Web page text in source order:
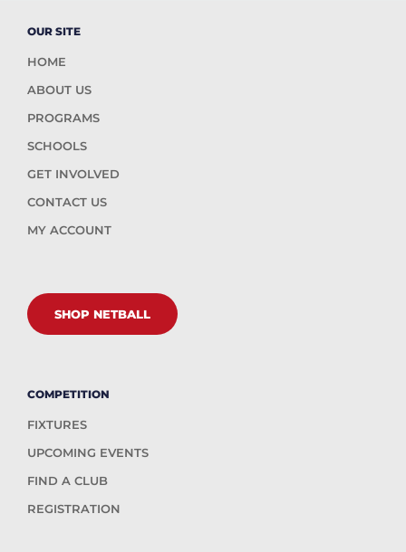
OUR SITE
HOME
ABOUT US
PROGRAMS
SCHOOLS
GET INVOLVED
CONTACT US
MY ACCOUNT
SHOP NETBALL
COMPETITION
FIXTURES
UPCOMING EVENTS
FIND A CLUB
REGISTRATION